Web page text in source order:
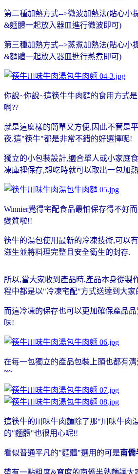
第二種加熱方式-->微波加熱法(貼心小
&麵體一起放入器皿進行微波即可)
第三種加熱方式-->蒸煮加熱法(貼心小
&麵體一起放入器皿進行蒸煮即可)
你說~你說~這筷牛牛肉麵的食用方式
啊??
就是這麼樣的簡單又方便.因此不管是
夜.這"筷牛"都是非常不錯的好選擇呢!
獨立的小包裝設計,適合單人或小家庭
凍庫裡保存,想吃時就可以取出一包加
Winnier覺得宅配食品最怕保存得不好
變質啦!!
筷牛的湯包使用最新的冷凍技術,可以
滋生並將料理完整且安全衛生的封存.
所以,當大家收到產品時,產品本身從製
程中都是以"冷凍宅配"方式送達到大家
而這冷凍的保存也可以更加確保產品
味!
在每一包獨立的產品包裝上頭也都有
~~
這筷牛的川味牛肉麵除了那"川味牛肉
的"麵體"也很用心呢!!
看似普通平凡的"麵體"選用的可是南僑
帶有一點粗度&寬度的南僑半熟麵讓大